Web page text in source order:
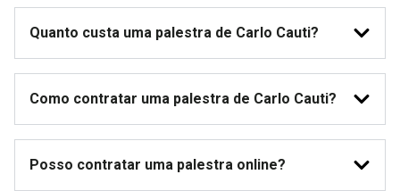
Quanto custa uma palestra de Carlo Cauti?
Como contratar uma palestra de Carlo Cauti?
Posso contratar uma palestra online?